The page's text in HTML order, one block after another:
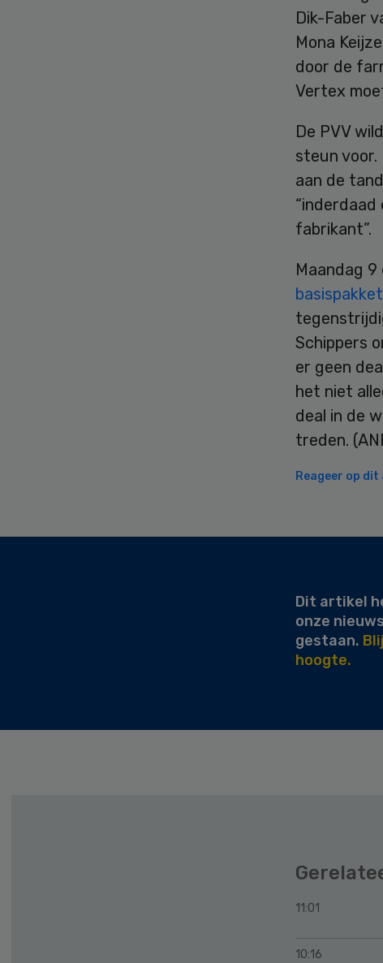
Dik-Faber
Mona
door de
Vertex
De PVV
steun voor.
aan de
“inderdaad
fabrikant”.
Maandag
basispakket
Schippers
er geen
het niet
deal in de
treden.
Reageer op dit
Dit artikel
onze
gestaan.
hoogte.
11:01
10:16